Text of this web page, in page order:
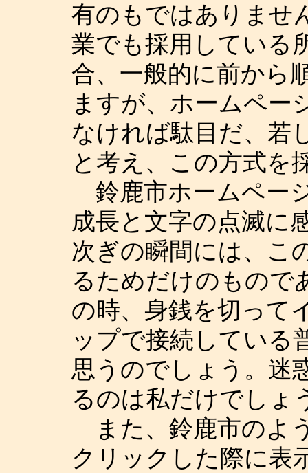
有のもではありませ
業でも採用している
合、一般的に前から
ますが、ホームペー
なければ駄目だ、若
と考え、この方式を
鈴鹿市ホームペー
成長と文字の点滅に
次ぎの瞬間には、こ
るためだけのもので
の時、身銭を切って
ップで接続している
思うのでしょう。迷
るのは私だけでしょ
また、鈴鹿市のよ
クリックした際に表